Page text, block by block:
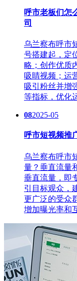
呼市老板们怎
司
乌兰察布呼市
号搭建起，定
略；创作优质
吸睛视频；运
吸引粉丝并增
等指标，优化
082025-05
呼市短视频推
乌兰察布呼市
量？垂直流量
垂直流量，即
引目标观众，
更广泛的受众
增加曝光率和